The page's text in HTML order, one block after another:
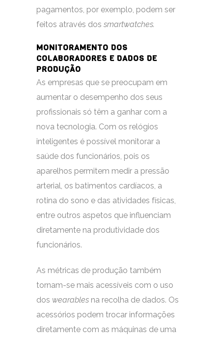
pagamentos, por exemplo, podem ser
feitos através dos smartwatches.
MONITORAMENTO DOS
COLABORADORES E DADOS DE
PRODUÇÃO
As empresas que se preocupam em
aumentar o desempenho dos seus
profissionais só têm a ganhar com a
nova tecnologia. Com os relógios
inteligentes é possível monitorar a
saúde dos funcionários, pois os
aparelhos permitem medir a pressão
arterial, os batimentos cardíacos, a
rotina do sono e das atividades físicas,
entre outros aspetos que influenciam
diretamente na produtividade dos
funcionários.
As métricas de produção também
tornam-se mais acessíveis com o uso
dos wearables na recolha de dados. Os
acessórios podem trocar informações
diretamente com as máquinas de uma